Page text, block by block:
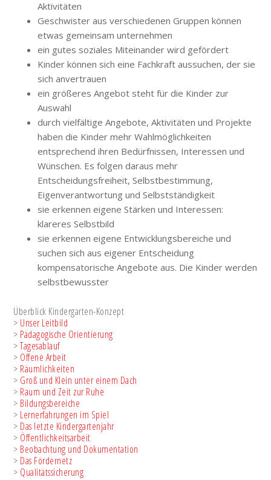
Aktivitäten
Geschwister aus verschiedenen Gruppen können
etwas gemeinsam unternehmen
ein gutes soziales Miteinander wird gefördert
Kinder können sich eine Fachkraft aussuchen, der sie
sich anvertrauen
ein größeres Angebot steht für die Kinder zur
Auswahl
durch vielfältige Angebote, Aktivitäten und Projekte
haben die Kinder mehr Wahlmöglichkeiten
entsprechend ihren Bedürfnissen, Interessen und
Wünschen. Es folgen daraus mehr
Entscheidungsfreiheit, Selbstbestimmung,
Eigenverantwortung und Selbstständigkeit
sie erkennen eigene Stärken und Interessen:
klareres Selbstbild
sie erkennen eigene Entwicklungsbereiche und
suchen sich aus eigener Entscheidung
kompensatorische Angebote aus. Die Kinder werden
selbstbewusster
Überblick Kindergarten-Konzept
> Unser Leitbild
> Pädagogische Orientierung
>Tagesablauf
> Offene Arbeit
> Räumlichkeiten
> Groß und Klein unter einem Dach
> Raum und Zeit zur Ruhe
> Bildungsbereiche
> Lernerfahrungen im Spiel
> Das letzte Kindergartenjahr
> Öffentlichkeitsarbeit
> Beobachtung und Dokumentation
> Das Fördernetz
> Qualitätssicherung